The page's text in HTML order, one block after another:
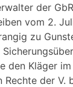
der
vom 2.
zu
den Kläger
Rechte der V.